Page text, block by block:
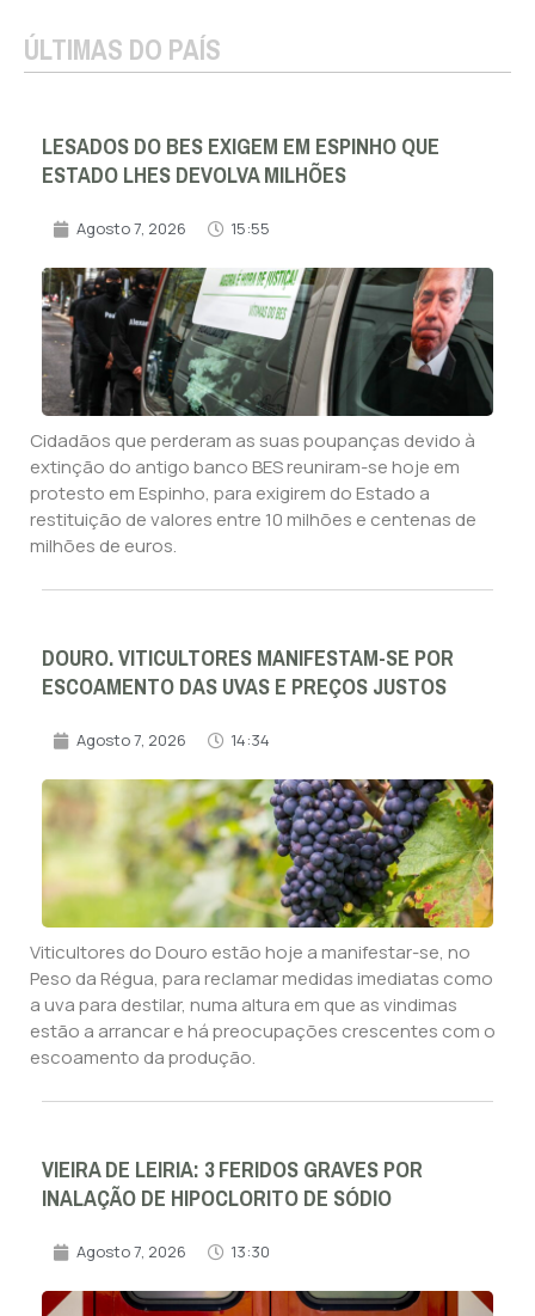
ÚLTIMAS DO PAÍS
LESADOS DO BES EXIGEM EM ESPINHO QUE
ESTADO LHES DEVOLVA MILHÕES
Agosto 7, 2026 15:55
Cidadãos que perderam as suas poupanças devido à
extinção do antigo banco BES reuniram-se hoje em
protesto em Espinho, para exigirem do Estado a
restituição de valores entre 10 milhões e centenas de
milhões de euros.
DOURO. VITICULTORES MANIFESTAM-SE POR
ESCOAMENTO DAS UVAS E PREÇOS JUSTOS
Agosto 7, 2026 14:34
Viticultores do Douro estão hoje a manifestar-se, no
Peso da Régua, para reclamar medidas imediatas como
a uva para destilar, numa altura em que as vindimas
estão a arrancar e há preocupações crescentes com o
escoamento da produção.
VIEIRA DE LEIRIA: 3 FERIDOS GRAVES POR
INALAÇÃO DE HIPOCLORITO DE SÓDIO
Agosto 7, 2026 13:30